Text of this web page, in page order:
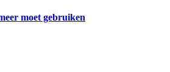
moet gebruiken